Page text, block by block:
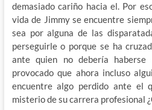
demasiado cariño hacia el. Por
vida de Jimmy se encuentre
sea por alguna de las
perseguirle o porque se ha
ante quien no debería
provocado que ahora incluso
encuentre algo perdido ante el
misterio de su carrera profesional